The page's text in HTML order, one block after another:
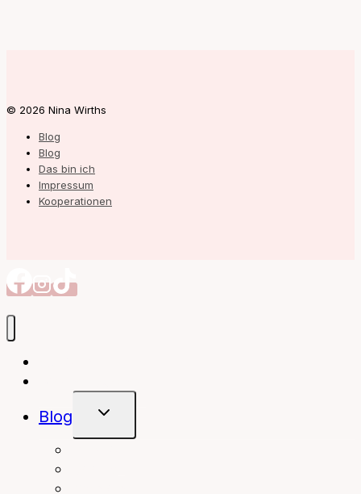
© 2026 Nina Wirths
Blog
Blog
Das bin ich
Impressum
Kooperationen
Blog
Untermenü